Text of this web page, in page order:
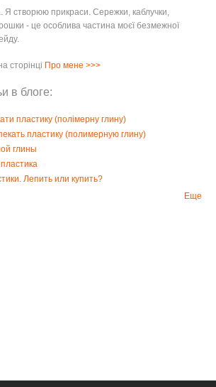
.Я створюю прикраси.Сережки, каблучки,
- це особлива частина моєї безмежної
сторінці Про мене >>>
в блоге:
пластику (полімерну глину)
пластику (полимерную глину)
глины
Лепить или купить?
Еще